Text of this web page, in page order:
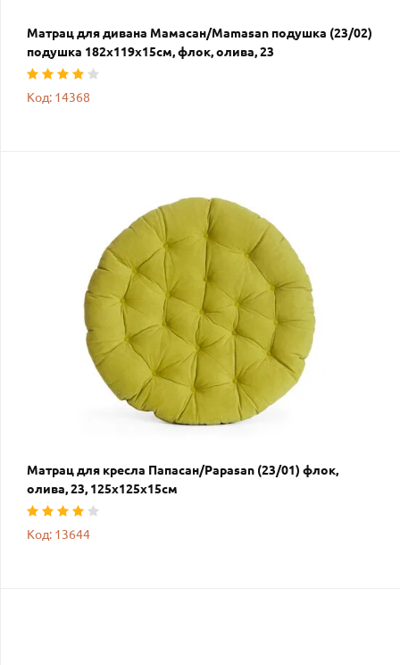
Матрац для дивана Мамасан/Mamasan подушка (23/02)
подушка 182х119х15см, флок, олива, 23
Код: 14368
Матрац для кресла Папасан/Papasan (23/01) флок,
олива, 23, 125х125х15см
Код: 13644